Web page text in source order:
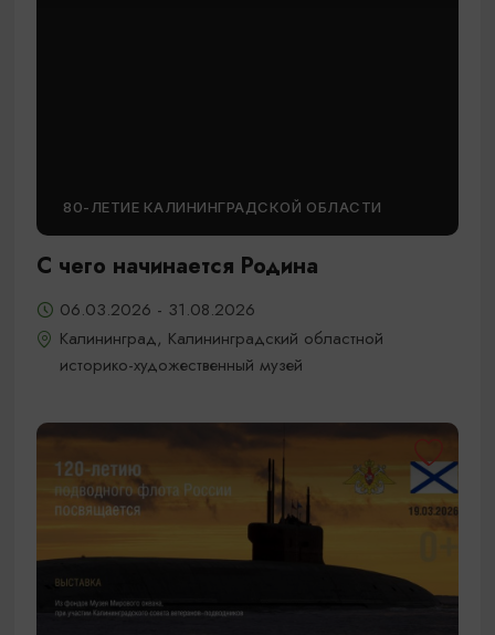
80-ЛЕТИЕ КАЛИНИНГРАДСКОЙ ОБЛАСТИ
С чего начинается Родина
06.03.2026 - 31.08.2026
Калининград, Калининградский областной
историко-художественный музей